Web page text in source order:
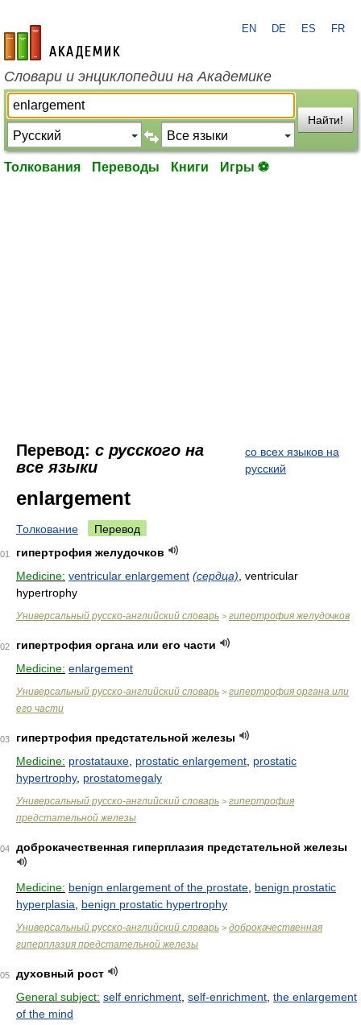
academic.ru
EN DE ES FR
Словари и энциклопедии на Академике
Найти!
Толкования Переводы Книги Игры ⚽
Перевод: с русского на
все языки
со всех языков на
русский
enlargement
Толкование Перевод
гипертрофия желудочков
Medicine: ventricular enlargement (сердца) , ventricular
hypertrophy
Универсальный русско-английский словарь > гипертрофия желудочков
гипертрофия органа или его части
Medicine: enlargement
Универсальный русско-английский словарь > гипертрофия органа или
его части
гипертрофия предстательной железы
Medicine: prostatauxe prostatic enlargement prostatic
hypertrophy, prostatomegaly
Универсальный русско-английский словарь > гипертрофия
предстательной железы
доброкачественная гиперплазия предстательной железы
Medicine: benign enlargement of the prostate benign prostatic
hyperplasia
benign prostatic hypertrophy
Универсальный русско-английский словарь > доброкачественная
гиперплазия предстательной железы
духовный рост
General subject: self enrichment self-enrichment the enlargement
of the mind